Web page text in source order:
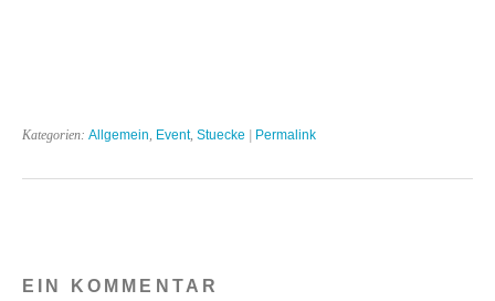
Kategorien: Allgemein, Event, Stuecke Permalink
EIN KOMMENTAR